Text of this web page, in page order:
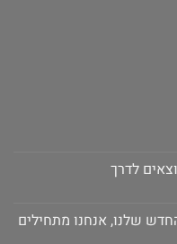
לדרך
שלנו, אנחנו מתחילים